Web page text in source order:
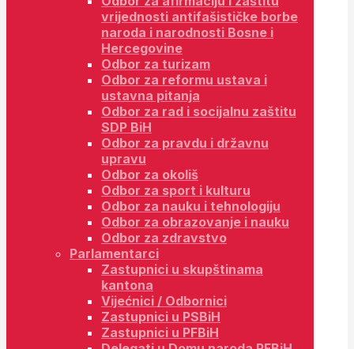
vrijednosti antifašističke borbe
naroda i narodnosti Bosne i
Hercegovine
Odbor za turizam
Odbor za reformu ustava i
ustavna pitanja
Odbor za rad i socijalnu zaštitu
SDP BiH
Odbor za pravdu i državnu
upravu
Odbor za okoliš
Odbor za sport i kulturu
Odbor za nauku i tehnologiju
Odbor za obrazovanje i nauku
Odbor za zdravstvo
Parlamentarci
Zastupnici u skupštinama
kantona
Vijećnici / Odbornici
Zastupnici u PSBiH
Zastupnici u PFBiH